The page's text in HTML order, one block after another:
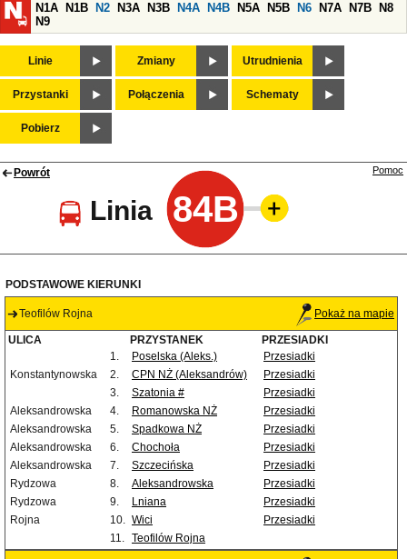
N1A
N1B N2 N3A N3B N4A N4B N5A N5B N6 N7A N7B
N8
N9
Linie Zmiany Utrudnienia
Przystanki Połączenia Schematy
Pobierz
Powrót
Linia 84B
Pomoc
PODSTAWOWE KIERUNKI
Teofilów Rojna Pokaż na mapie
ULICA PRZYSTANEK
PRZESIADKI
1.
Poselska (Aleks.)
Przesiadki
Konstantynowska
2. CPN NŻ (Aleksandrów)
Przesiadki
3.
Szatonia #
Przesiadki
Aleksandrowska
4. Romanowska NŻ
Przesiadki
Aleksandrowska
5. Spadkowa NŻ
Przesiadki
Aleksandrowska
6. Chochoła
Przesiadki
Aleksandrowska
7. Szczecińska
Przesiadki
Rydzowa
8. Aleksandrowska
Przesiadki
Rydzowa
9. Lniana
Przesiadki
Rojna
10. Wici
Przesiadki
11. Teofilów Rojna